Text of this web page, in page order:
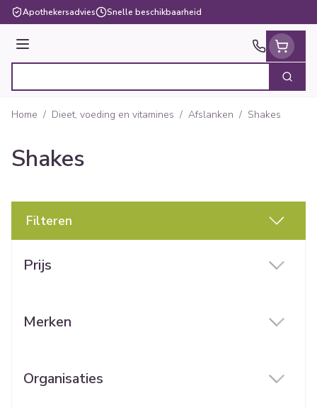
Ga naar de inhoud
Apothekersadvies Snelle beschikbaarheid
Menu
Zoek
Home / Dieet, voeding en vitamines / Afslanken / Shakes
Shakes
Filteren
Prijs
Merken
Organisaties